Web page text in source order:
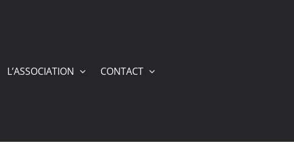
L’ASSOCIATION CONTACT